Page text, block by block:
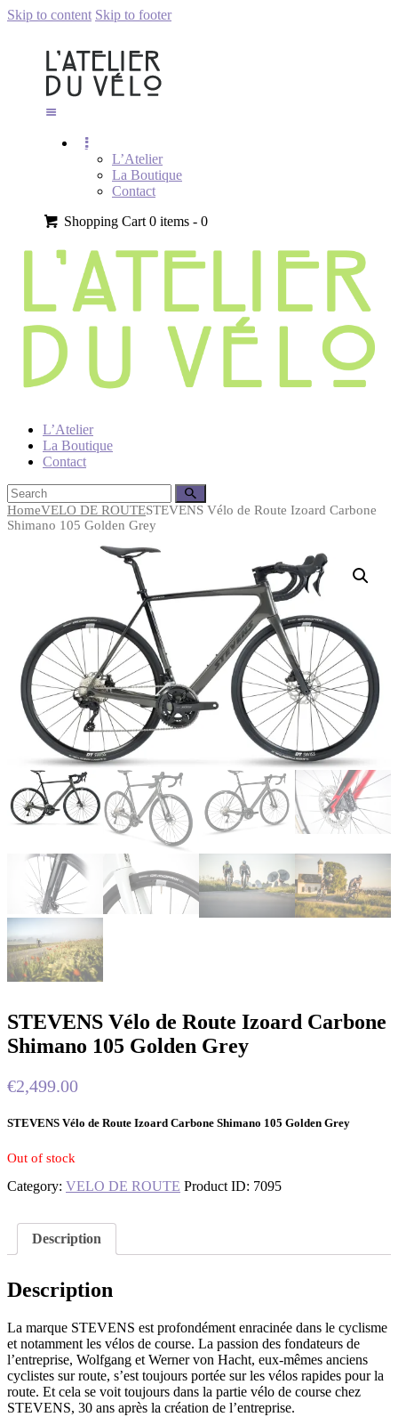
Skip to content Skip to footer
L’Atelier
La Boutique
Contact
Shopping Cart 0 items -0
L’Atelier
La Boutique
Contact
HomeVELO DE ROUTESTEVENS Vélo de Route Izoard Carbone
Shimano 105 Golden Grey
STEVENS Vélo de Route Izoard Carbone
Shimano 105 Golden Grey
€2,499.00
STEVENS Vélo de Route Izoard Carbone Shimano 105 Golden Grey
Out of stock
Category: VELO DE ROUTE Product ID: 7095
Description
Description
La marque STEVENS est profondément enracinée dans le cyclisme
et notamment les vélos de course. La passion des fondateurs de
l’entreprise, Wolfgang et Werner von Hacht, eux-mêmes anciens
cyclistes sur route, s’est toujours portée sur les vélos rapides pour la
route. Et cela se voit toujours dans la partie vélo de course chez
STEVENS, 30 ans après la création de l’entreprise.